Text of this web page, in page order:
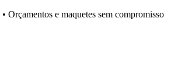
• Orçamentos e maquetes sem compromisso